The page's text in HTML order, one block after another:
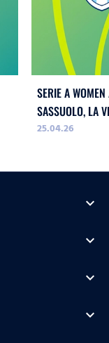
SERIE A
SASSUOLO, LA
25.04.26
expand_more
expand_more
expand_more
expand_more